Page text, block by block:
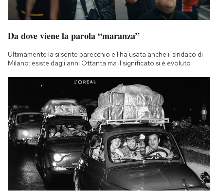
Da dove viene la parola “maranza”
Ultimamente la si sente parecchio e l'ha usata anche il sindaco di
Milano: esiste dagli anni Ottanta ma il significato si è evoluto